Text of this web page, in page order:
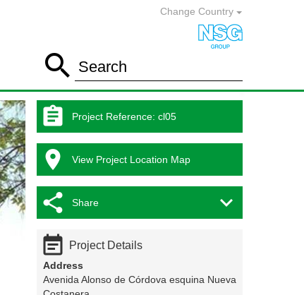
Change Country
Search

 Project Reference: cl05
 View Project Location Map
 Share


Project Details
Address
Avenida Alonso de Córdova esquina Nueva